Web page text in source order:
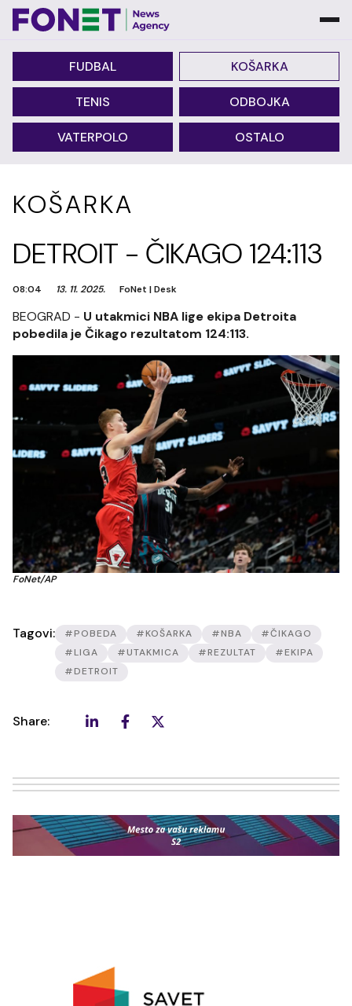
FUDBAL KOŠARKA
TENIS ODBOJKA
VATERPOLO OSTALO
KOŠARKA
DETROIT - ČIKAGO 124:113
08:04 13. 11. 2025. FoNet |Desk
BEOGRAD - U utakmici NBA lige ekipa Detroita
pobedila je Čikago rezultatom 124:113.
FoNet/AP
Tagovi: #POBEDA #KOŠARKA #NBA
#ČIKAGO
#LIGA
#UTAKMICA #REZULTAT
#EKIPA
#DETROIT
Share: